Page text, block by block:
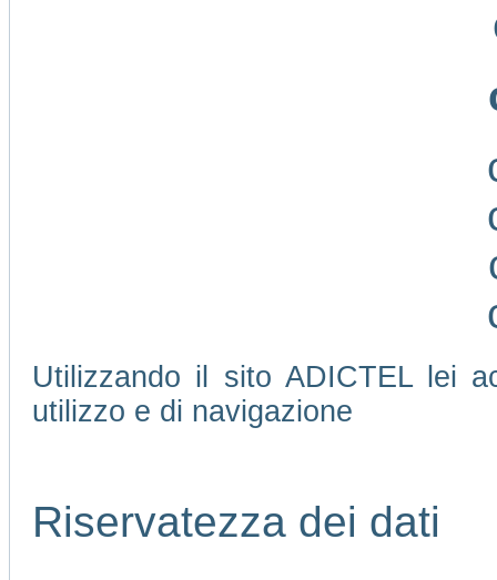
Utilizzando il sito ADICTEL lei
utilizzo e di navigazione
Riservatezza dei dati